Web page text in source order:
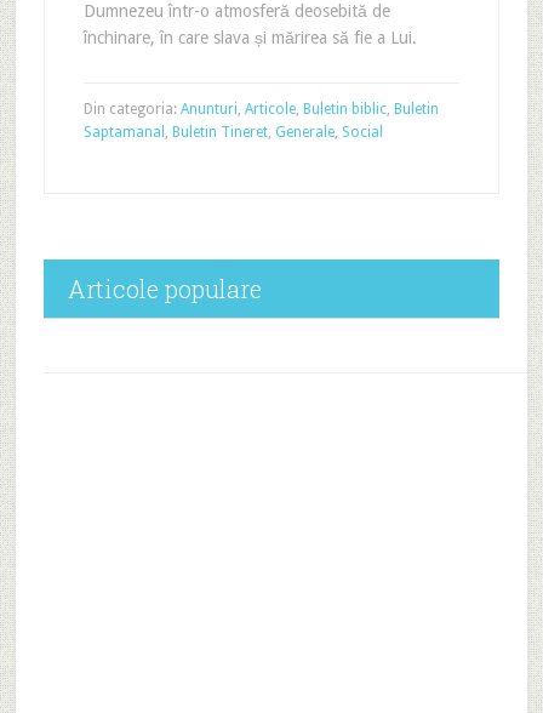
Dumnezeu într-o atmosferă deosebită de
închinare, în care slava și mărirea să fie a Lui.
Din categoria: Anunturi, Articole, Buletin biblic, Buletin
Saptamanal , Buletin Tineret, Generale, Social
Articole populare